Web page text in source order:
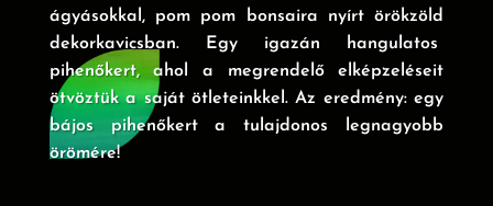
ágyásokkal, pom pom bonsaira nyírt örökzöld
dekorkavicsban. Egy igazán hangulatos
pihenőkert, ahol a megrendelő elképzeléseit
ötvöztük a saját ötleteinkkel. Az eredmény: egy
bájos pihenőkert a tulajdonos legnagyobb
örömére!